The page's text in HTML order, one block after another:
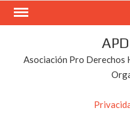
Saltar
Asociación Pro Derechos